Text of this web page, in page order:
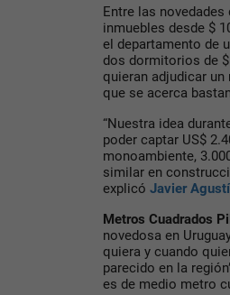
Entre las novedades
inmuebles desde $
el departamento de
dos dormitorios de
quieran adjudicar
que se acerca
“Nuestra idea
poder captar US$
monoambiente,
similar en
explicó Javier
Metros Cuadrados
novedosa en
quiera y cuando
parecido en la
es de medio metro